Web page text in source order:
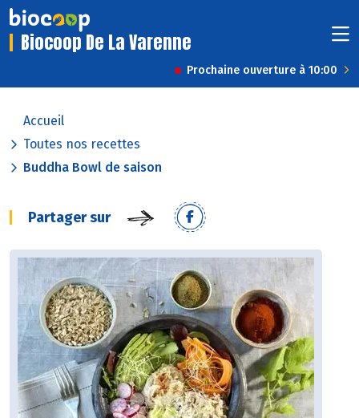
Biocoop De La Varenne
Prochaine ouverture à 10:00
Accueil
Toutes nos recettes
Buddha Bowl de saison
Partager sur